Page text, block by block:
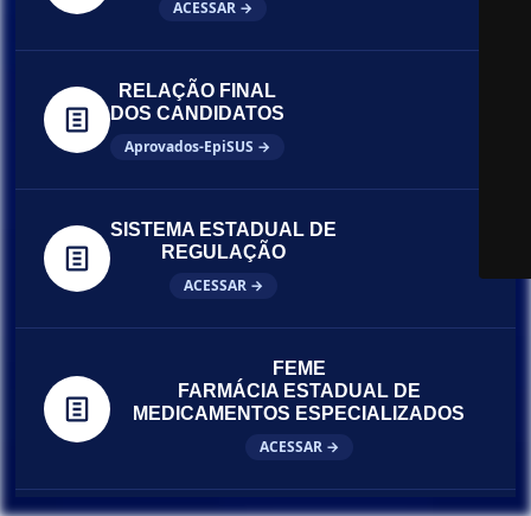
ACESSAR →
RELAÇÃO FINAL
DOS CANDIDATOS
Aprovados-EpiSUS →
SISTEMA ESTADUAL DE
REGULAÇÃO
ACESSAR →
FEME
FARMÁCIA ESTADUAL DE
MEDICAMENTOS ESPECIALIZADOS
ACESSAR →